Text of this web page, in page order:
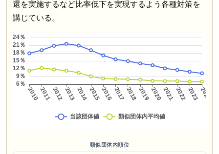
還を実施するなど比率低下を実現するよう各種対策を
講じている。
類似団体内順位